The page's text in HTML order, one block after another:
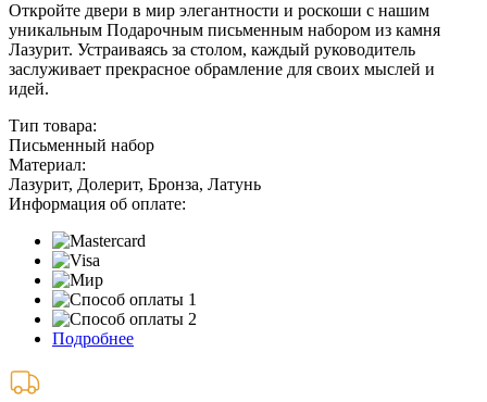
Откройте двери в мир элегантности и роскоши с нашим
уникальным Подарочным письменным набором из камня
Лазурит. Устраиваясь за столом, каждый руководитель
заслуживает прекрасное обрамление для своих мыслей и
идей.
Тип товара:
Письменный набор
Материал:
Лазурит, Долерит, Бронза, Латунь
Информация об оплате:
Подробнее